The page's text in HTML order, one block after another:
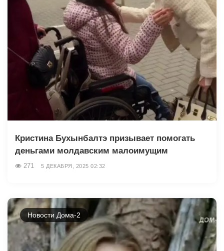
Кристина Бухынбалтэ призывает помогать
деньгами молдавским малоимущим
271 5 ДЕКАБРЯ, 2025 02:32
Новости Дома-2